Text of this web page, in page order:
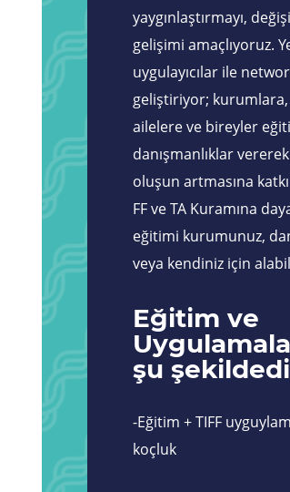
yaygınlaştırmayı,
gelişimi amaçlıyoruz.
uygulayıcılar ile
geliştiriyor;
ailelere ve bireyler
danışmanlıklar
oluşun artmasına
FF ve TA Kuramına
eğitimi kurumunuz,
veya kendiniz için
Eğitim ve
şu
-Eğitim + TIFF
koçluk